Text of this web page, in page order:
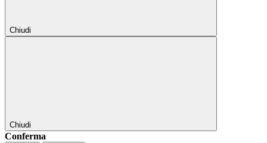
Chiudi
Chiudi
Conferma